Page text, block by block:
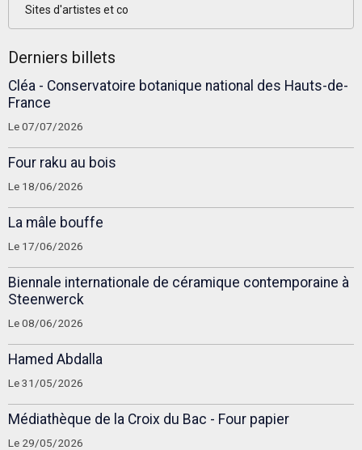
Sites d'artistes et co
Derniers billets
Cléa - Conservatoire botanique national des Hauts-de-
France
Le 07/07/2026
Four raku au bois
Le 18/06/2026
La mâle bouffe
Le 17/06/2026
Biennale internationale de céramique contemporaine à
Steenwerck
Le 08/06/2026
Hamed Abdalla
Le 31/05/2026
Médiathèque de la Croix du Bac - Four papier
Le 29/05/2026